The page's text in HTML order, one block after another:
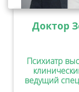
Доктор
Психиатр
ведущий